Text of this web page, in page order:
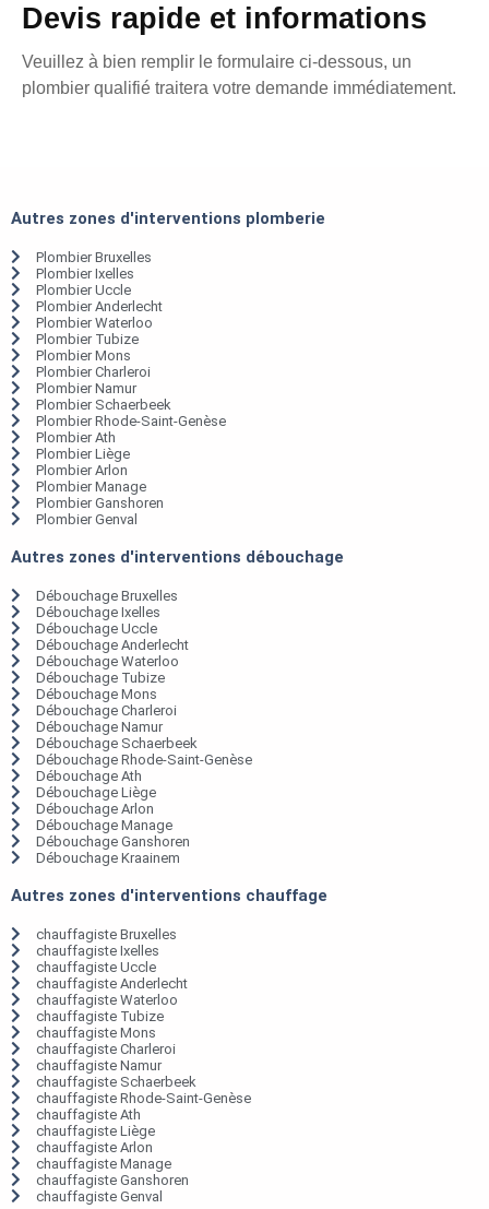
Devis rapide et informations
Veuillez à bien remplir le formulaire ci-dessous, un
plombier qualifié traitera votre demande immédiatement.
Autres zones d'interventions plomberie
Plombier Bruxelles
Plombier Ixelles
Plombier Uccle
Plombier Anderlecht
Plombier Waterloo
Plombier Tubize
Plombier Mons
Plombier Charleroi
Plombier Namur
Plombier Schaerbeek
Plombier Rhode-Saint-Genèse
Plombier Ath
Plombier Liège
Plombier Arlon
Plombier Manage
Plombier Ganshoren
Plombier Genval
Autres zones d'interventions débouchage
Débouchage Bruxelles
Débouchage Ixelles
Débouchage Uccle
Débouchage Anderlecht
Débouchage Waterloo
Débouchage Tubize
Débouchage Mons
Débouchage Charleroi
Débouchage Namur
Débouchage Schaerbeek
Débouchage Rhode-Saint-Genèse
Débouchage Ath
Débouchage Liège
Débouchage Arlon
Débouchage Manage
Débouchage Ganshoren
Débouchage Kraainem
Autres zones d'interventions chauffage
chauffagiste Bruxelles
chauffagiste Ixelles
chauffagiste Uccle
chauffagiste Anderlecht
chauffagiste Waterloo
chauffagiste Tubize
chauffagiste Mons
chauffagiste Charleroi
chauffagiste Namur
chauffagiste Schaerbeek
chauffagiste Rhode-Saint-Genèse
chauffagiste Ath
chauffagiste Liège
chauffagiste Arlon
chauffagiste Manage
chauffagiste Ganshoren
chauffagiste Genval